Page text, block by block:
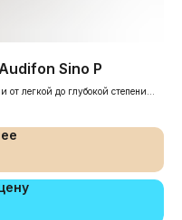
Sino P
легкой до глубокой степени